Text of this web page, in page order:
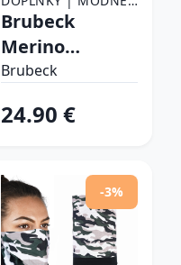
DOPLNKY | ŠATKY,
ŠATKY
Brubeck
Merino
KM10360 Black
Brubeck
24.90 €
-3%